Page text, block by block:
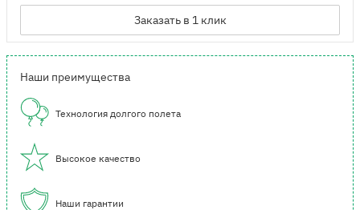
Заказать в 1 клик
Наши преимущества
Технология долгого полета
Высокое качество
Наши гарантии